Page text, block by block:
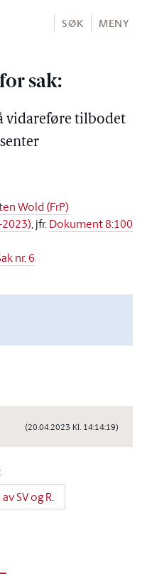
SØK MENY
sak:
vidareføre tilbodet
Wold (FrP)
2023), jfr.Dokument 8:100
nr. 6
(20.04.2023 Kl. 14:14:19)
SV og R.